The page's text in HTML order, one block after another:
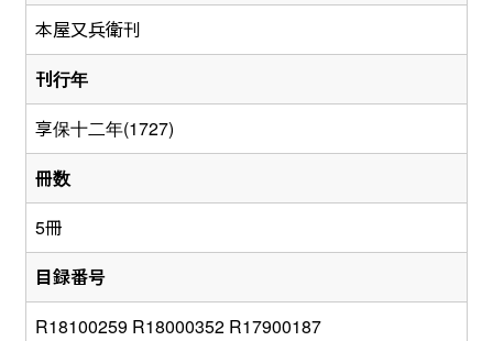
本屋又兵衛刊
刊行年
享保十二年(1727)
冊数
5冊
目録番号
R18100259 R18000352 R17900187